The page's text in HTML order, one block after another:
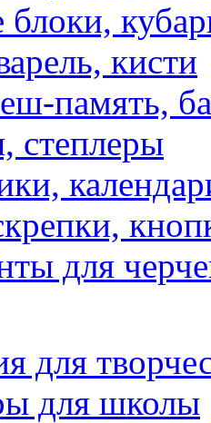
кисти
память,
степлеры
для
для
для школы